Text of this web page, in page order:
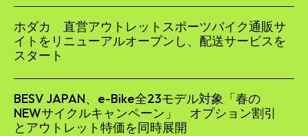
ホダカ 直営アウトレットスポーツバイク通販サ
イトをリニューアルオープンし、配送サービスを
スタート
BESV JAPAN、e-Bike全23モデル対象「春の
NEWサイクルキャンペーン」 オプション割引
とアウトレット特価を同時展開